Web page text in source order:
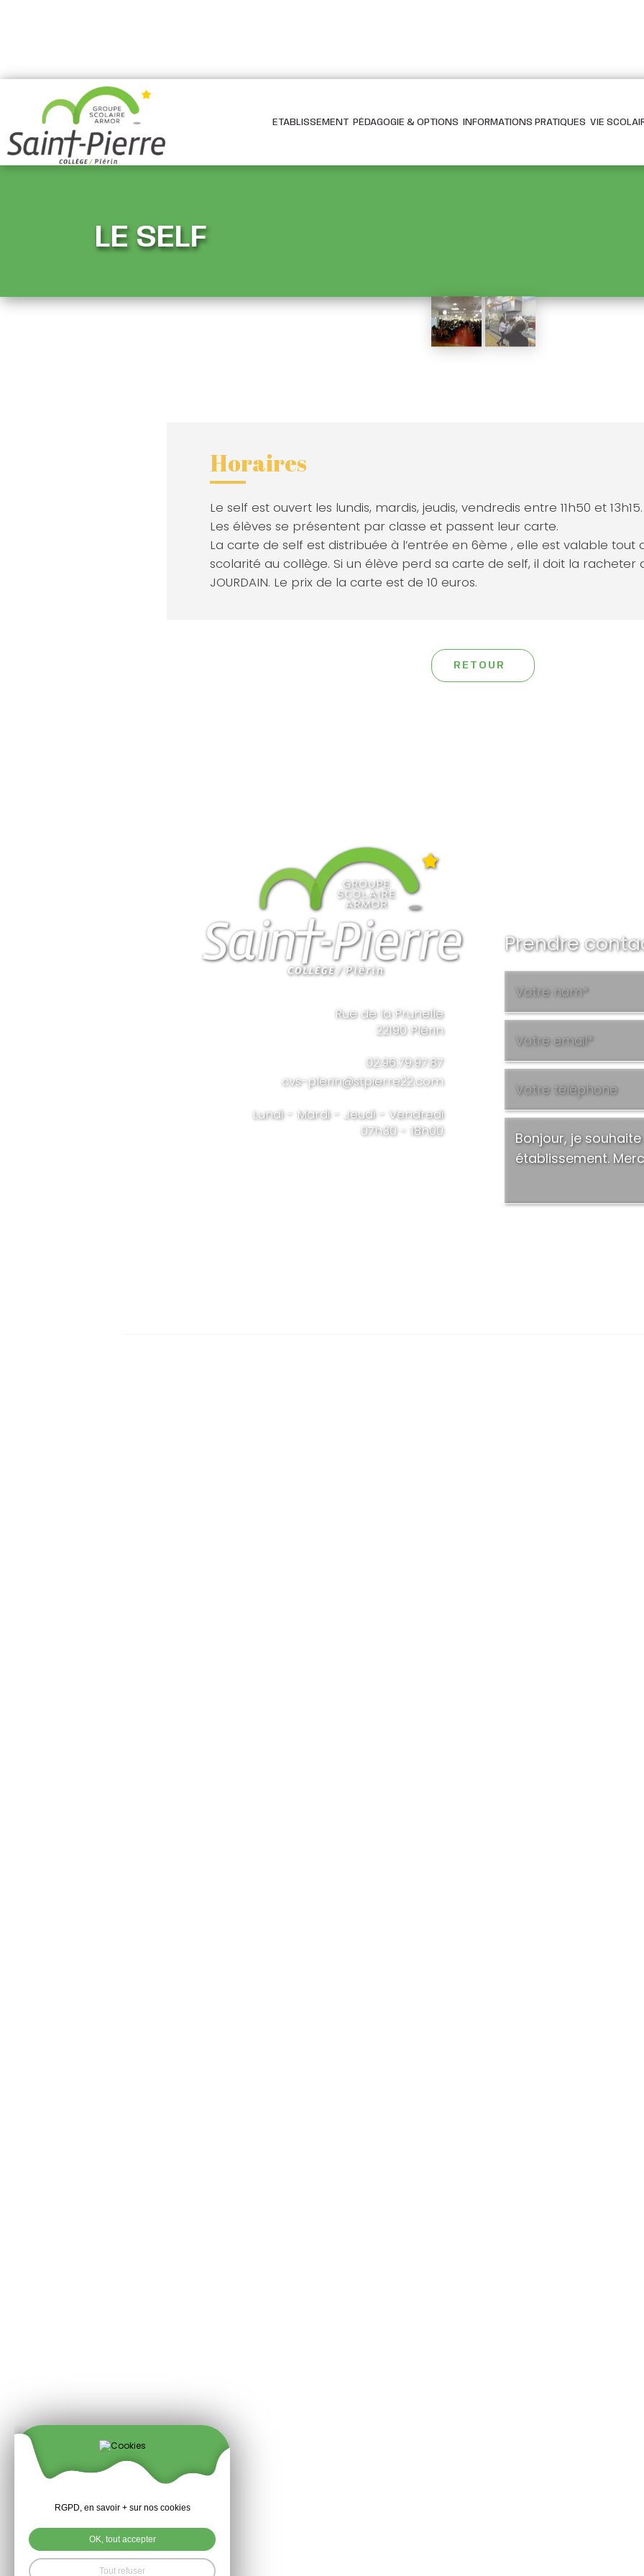
ETABLISSEMENT PÉDAGOGIE & OPTIONS INFORMATIONS PRATIQUES VIE
LE SELF
Horaires
Le self est ouvert les lundis, mardis, jeudis, vendredis entre 11h50 et 13h15.
Les élèves se présentent par classe et passent leur carte.
La carte de self est distribuée à l’entrée en 6ème , elle est valable tout
scolarité au collège. Si un élève perd sa carte de self, il doit la racheter
JOURDAIN. Le prix de la carte est de 10 euros.
RETOUR
Rue de la Prunelle
22190 Plérin
02.96.79.97.87
cvs-plerin@stpierre22.com
Lundi - Mardi - Jeudi - Vendredi
07h30 - 18h00
Prendre
RGPD, en savoir + sur nos cookies
OK, tout accepter
Tout refuser